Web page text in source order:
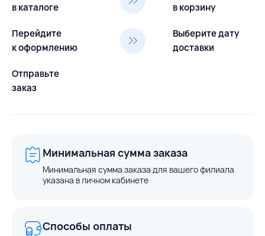
в каталоге
в корзину
Перейдите
к оформлению
Выберите дату
доставки
Отправьте
заказ
Минимальная сумма заказа
Минимальная сумма заказа для вашего филиала
указана в личном кабинете
Способы оплаты